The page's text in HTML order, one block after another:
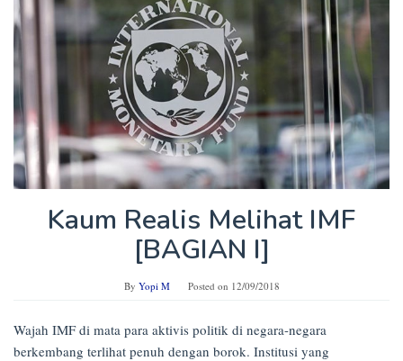
Kaum Realis Melihat IMF
[BAGIAN I]
By Yopi M Posted on 12/09/2018
Wajah IMF di mata para aktivis politik di negara-negara
berkembang terlihat penuh dengan borok. Institusi yang